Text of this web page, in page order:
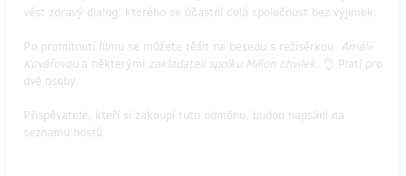
vést zdravý dialog, kterého se účastní celá společnost bez výjimek.
Po promítnutí filmu se můžete těšit na besedu s režisérkou Amálií
Kovářovou a některými zakladateli spolku Milion chvilek. 👌 Platí pro
dvě osoby.
Přispěvatele, kteří si zakoupí tuto odměnu, budou napsáni na
seznamu hostů.